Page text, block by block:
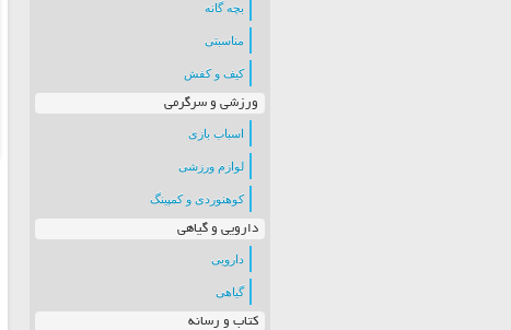
بچه گانه
مناسبتی
کیف و کفش
ورزشی و سرگرمی
اسباب بازی
لوازم ورزشی
کوهنوردی و کمپینگ
دارویی و گیاهی
دارویی
گیاهی
کتاب و رسانه